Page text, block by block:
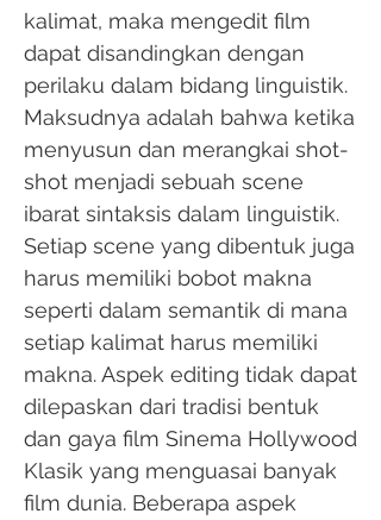
kalimat, maka mengedit film
dapat disandingkan dengan
perilaku dalam bidang linguistik.
Maksudnya adalah bahwa ketika
menyusun dan merangkai shot-
shot menjadi sebuah scene
ibarat sintaksis dalam linguistik.
Setiap scene yang dibentuk juga
harus memiliki bobot makna
seperti dalam semantik di mana
setiap kalimat harus memiliki
makna. Aspek editing tidak dapat
dilepaskan dari tradisi bentuk
dan gaya film Sinema Hollywood
Klasik yang menguasai banyak
film dunia. Beberapa aspek